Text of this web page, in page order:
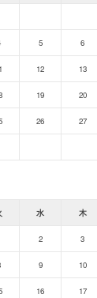
5 6
12 13
19 20
26 27
水 木
2 3
9 10
16 17